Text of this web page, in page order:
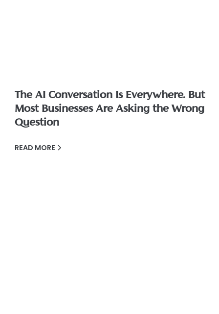
The AI Conversation Is Everywhere. But
Most Businesses Are Asking the Wrong
Question
READ MORE